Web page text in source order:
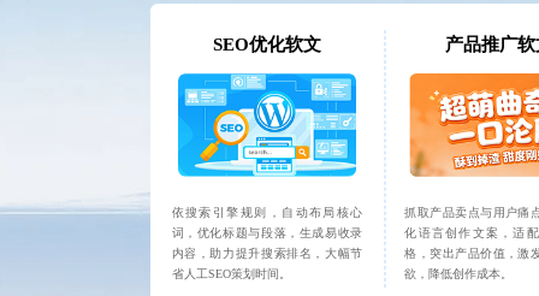
SEO优化软文
依搜索引擎规则，自动布局核心
词，优化标题与段落，生成易收录
内容，助力提升搜索排名，大幅节
省人工SEO策划时间。
产品推广软
抓取产品卖点与用户痛
化语言创作文案，适
格，突出产品价值，激
欲，降低创作成本。